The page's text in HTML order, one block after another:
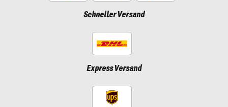
Schneller Versand
Express Versand